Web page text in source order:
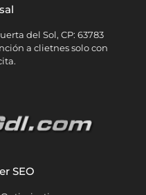
del Sol, CP: 63783
a clietnes solo con
SEO